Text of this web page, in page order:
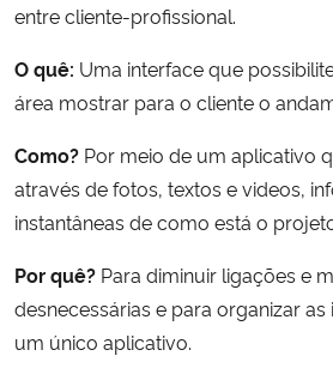
Ministério do Desenvolvimento Regional
Controladoria-Geral da União
Ministério da Mulher, da Família e dos Direitos
Secretaria-Geral
Secretaria de Governo
entre cliente-profissional.
O quê: Uma interface que
área mostrar para o cliente o
Como? Por meio de um aplicativo
através de fotos, textos e videos,
instantâneas de como está o
Por quê? Para diminuir ligações e
desnecessárias e para organizar
um único aplicativo.